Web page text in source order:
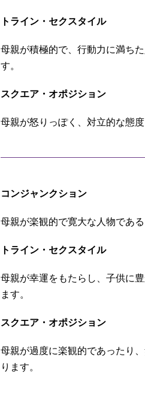
トライン・セクスタイル
母親が積極的で、行動力に満ち
す。
スクエア・オポジション
母親が怒りっぽく、対立的な態
コンジャンクション
母親が楽観的で寛大な人物であ
トライン・セクスタイル
母親が幸運をもたらし、子供に
ます。
スクエア・オポジション
母親が過度に楽観的であったり
ります。